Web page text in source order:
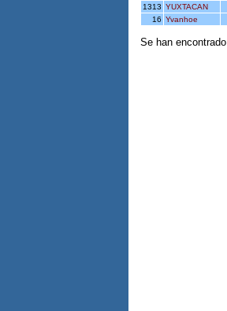
1313 YUXTACAN
16 Yvanhoe
Se han encontrado